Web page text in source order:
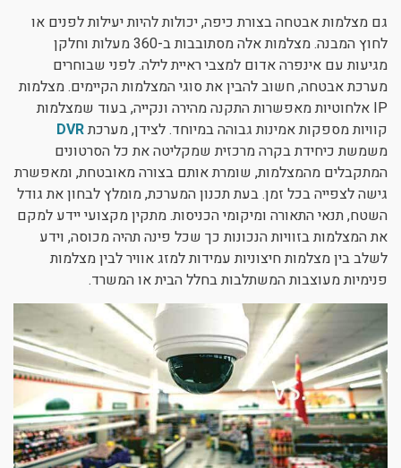
גם מצלמות אבטחה בצורת כיפה, יכולות להיות יעילות לפנים או
לחוץ המבנה. מצלמות אלה מסתובבות ב-360 מעלות וחלקן
מגיעות עם אינפרה אדום למצבי ראיית לילה. לפני שבוחרים
מערכת אבטחה, חשוב להבין את סוגי המצלמות הקיימים. מצלמות
IP אלחוטיות מאפשרות התקנה מהירה ונקייה, בעוד שמצלמות
קוויות מספקות אמינות גבוהה במיוחד. לצידן, מערכתDVR
משמשת כיחידת בקרה מרכזית שמקליטה את כל הסרטונים
המתקבלים מהמצלמות, שומרת אותם בצורה מאובטחת, ומאפשרת
גישה לצפייה בכל זמן. בעת תכנון המערכת, מומלץ לבחון את גודל
השטח, תנאי התאורה ומיקומי הכניסות. מתקין מקצועי יידע למקם
את המצלמות בזוויות הנכונות כך שכל פינה תהיה מכוסה, וידע
לשלב בין מצלמות חיצוניות עמידות למזג אוויר לבין מצלמות
פנימיות מעוצבות המשתלבות בחלל הבית או המשרד.